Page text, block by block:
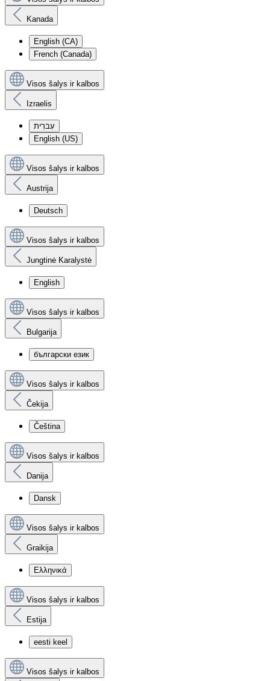
Kanada
English (CA)
French (Canada)
Visos šalys ir kalbos
Izraelis
עִברִית
English (US)
Visos šalys ir kalbos
Austrija
Deutsch
Visos šalys ir kalbos
Jungtinė Karalystė
English
Visos šalys ir kalbos
Bulgarija
български език
Visos šalys ir kalbos
Čekija
Čeština
Visos šalys ir kalbos
Danija
Dansk
Visos šalys ir kalbos
Graikija
Ελληνικά
Visos šalys ir kalbos
Estija
eesti keel
Visos šalys ir kalbos